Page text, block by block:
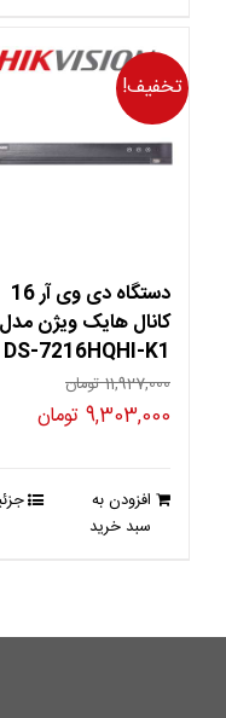
تخفیف!
دستگاه دی وی آر 16
کانال هایک ویژن مدل
DS-7216HQHI-K1
11,927,000تومان
قیمت
بود.
9,303,000 تومانقیمت
افزودن به
سبد خرید